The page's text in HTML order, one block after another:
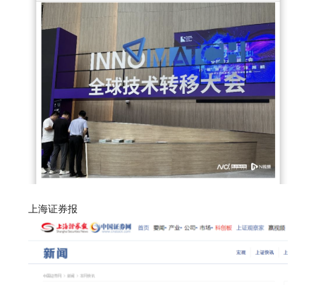
上海证券报